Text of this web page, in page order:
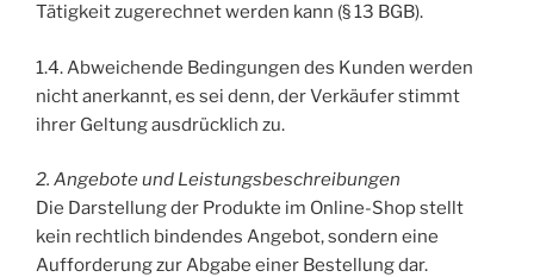
Tätigkeit zugerechnet werden kann (§ 13 BGB).
1.4. Abweichende Bedingungen des Kunden werden
nicht anerkannt, es sei denn, der Verkäufer stimmt
ihrer Geltung ausdrücklich zu.
2. Angebote und Leistungsbeschreibungen
Die Darstellung der Produkte im Online-Shop stellt
kein rechtlich bindendes Angebot, sondern eine
Aufforderung zur Abgabe einer Bestellung dar.